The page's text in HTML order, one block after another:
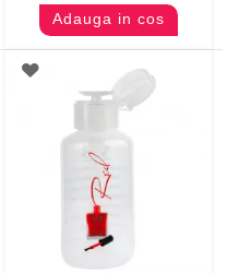
Adauga in cos